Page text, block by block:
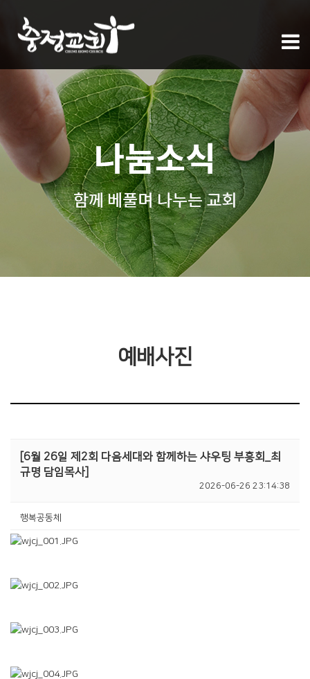
예배사진
[6월 26일 제2회 다음세대와 함께하는 샤우팅 부흥회_최
규명 담임목사]
2026-06-26 23:14:38
행복공동체